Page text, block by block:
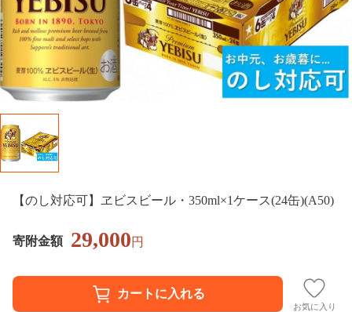
【のし対応可】ヱビスビール・350ml×1ケース(24缶)(A50)
寄附金額 29,000円
お気に入り